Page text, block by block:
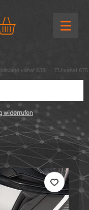
vanaf €50 EU vanaf €75
widerrufen